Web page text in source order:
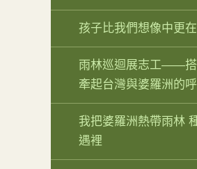
孩子比我們想像中更
雨林巡迴展志工——搭
牽起台灣與婆羅洲的
我把婆羅洲熱帶雨林
遇裡